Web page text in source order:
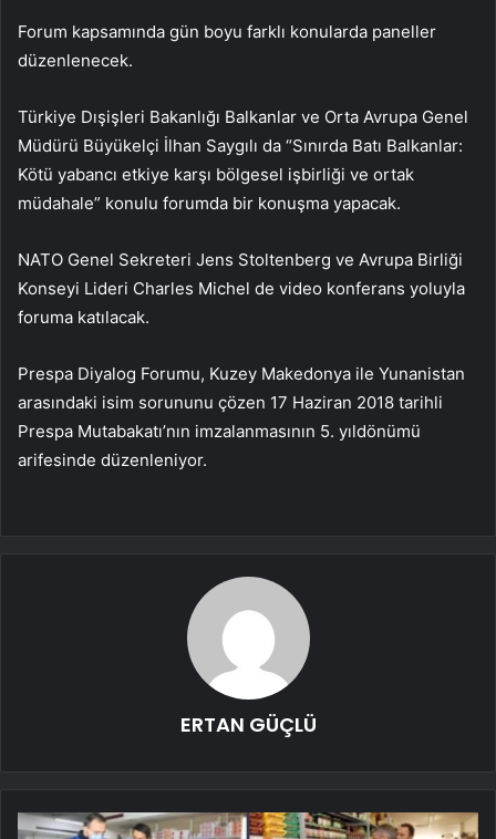
Forum kapsamında gün boyu farklı konularda paneller
düzenlenecek.
Türkiye Dışişleri Bakanlığı Balkanlar ve Orta Avrupa Genel
Müdürü Büyükelçi İlhan Saygılı da “Sınırda Batı Balkanlar:
Kötü yabancı etkiye karşı bölgesel işbirliği ve ortak
müdahale” konulu forumda bir konuşma yapacak.
NATO Genel Sekreteri Jens Stoltenberg ve Avrupa Birliği
Konseyi Lideri Charles Michel de video konferans yoluyla
foruma katılacak.
Prespa Diyalog Forumu, Kuzey Makedonya ile Yunanistan
arasındaki isim sorununu çözen 17 Haziran 2018 tarihli
Prespa Mutabakatı’nın imzalanmasının 5. yıldönümü
arifesinde düzenleniyor.
ERTAN GÜÇLÜ